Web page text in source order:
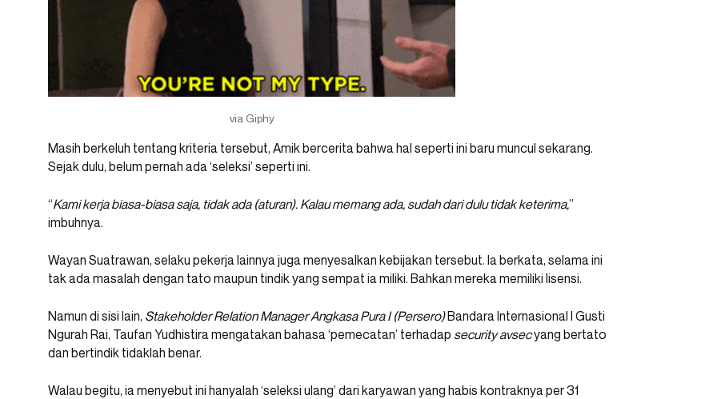
via Giphy
Masih berkeluh tentang kriteria tersebut, Amik bercerita bahwa hal seperti ini baru muncul sekarang.
Sejak dulu, belum pernah ada ‘seleksi’ seperti ini.
“Kami kerja biasa-biasa saja, tidak ada (aturan). Kalau memang ada, sudah dari dulu tidak keterima,”
imbuhnya.
Wayan Suatrawan, selaku pekerja lainnya juga menyesalkan kebijakan tersebut. Ia berkata, selama ini
tak ada masalah dengan tato maupun tindik yang sempat ia miliki. Bahkan mereka memiliki lisensi.
Namun di sisi lain, Stakeholder Relation Manager Angkasa Pura I (Persero)Bandara Internasional I Gusti
Ngurah Rai, Taufan Yudhistira mengatakan bahasa ‘pemecatan’ terhadap security avsecyang bertato
dan bertindik tidaklah benar.
Walau begitu, ia menyebut ini hanyalah ‘seleksi ulang’ dari karyawan yang habis kontraknya per 31